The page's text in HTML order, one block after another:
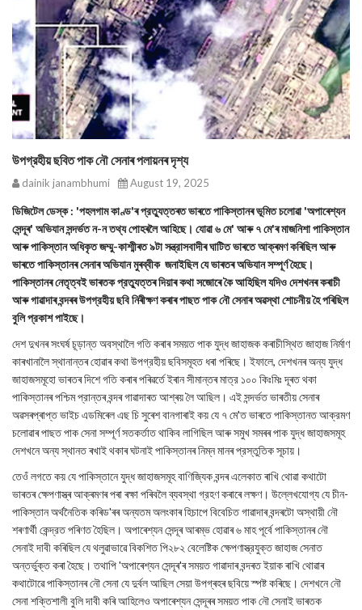
উপগ্রহীয় ছবিত পাক নৌ সেনাৰ পলায়নৰ দৃশ্য
dainik janambhumi August 19, 2025
ডিজিটেল ডেস্ক : 'পহলগাম কাণ্ড'ৰ প্রত্যুত্তৰত ভাৰতে পাকিস্তানৰ ভূমিত চলোৱা 'অপাৰেশ্যন
সেন্দূৰ' অভিযান সন্দর্ভত ন-ন তথ্য পোহৰলৈ আহিছে। যোৱা ৬ মে' আৰু ৭ মে'ৰ মাজনিশা পাকিস্তান
আৰু পাকিস্তান অধিকৃত জম্মু-কাশ্মীৰত ৯টা সন্ত্রাসবাদীৰ ঘাটিত ভাৰতে আক্ৰমণ কৰিছিল আৰু
ভাৰতে পাকিস্তানৰ সেনাৰ অভিযান মুৰব্বীক জনাইছিল যে ভাৰতৰ অভিযান সম্পূর্ণ হৈছে।
পাকিস্তানৰ নেতৃত্বই ভাৰতক প্রত্যুত্তৰ দিয়াৰ কথা সজোৰে কৈ আহিছিল যদিও দেশখনৰ কৰাচী
আৰু গাৱাদাৰ বন্দৰৰ উপগ্রহীয় ছবি নিৰীক্ষণ কৰাৰ পাছত পাক নৌ সেনাৰ অৱস্থা শোচনীয় হৈ পৰিছিল
বুলি প্রকাশ পাইছে।
দেশ দুখনৰ সংঘর্ষ চূড়ান্ত অবস্থালৈ গতি কৰাৰ সময়ত পাক যুদ্ধ জাহাজক কৰাচীস্থিত জাহাজ নিৰ্মাণ
কাৰখানালৈ স্থানান্তৰ হোৱাৰ কথা উপগ্রহীয় ছবিসমূহত ধৰা পৰিছে। ইফালে, দেশখনৰ অন্য যুদ্ধ
জাহাজসমূহো ভাৰতৰ দিশে গতি কৰাৰ পৰিৱৰ্তে ইৰান সীমান্তৰ মাত্র ১০০ কিঃমিঃ দূৰত থকা
পাকিস্তানৰ পশ্চিম প্রান্তৰ বন্দৰ গাৱাদাৰত আশ্ৰয় লৈ আছিল। এই সন্দর্ভত ভাৰতীয় সেনাৰ
অৱসৰপ্ৰাপ্ত ভাইচ এডমিৰেল এছ চি সুৰেশ বানগাৰাই কয় যে ৭ মে'ত ভাৰতে পাকিস্তানত আক্রমণ
চলোৱাৰ পাছত পাক সেনা সম্পূর্ণ সতকর্তাত থাকিব লাগিছিল আৰু সমুখ সমৰৰ পাক যুদ্ধ জাহাজসমূহ
দেশখনে অন্য স্থানত ৰখাই থকাৰ ঘটনাই পাকিস্তানৰ নিম্ন মানৰ প্রস্তুতিক সূচায়।
তেওঁ লগতে কয় যে পাকিস্তানে যুদ্ধ জাহাজসমূহ বাণিজ্যিক বন্দৰ এলেকাত ৰাখি থোৱা কথাটো
ভাৰতৰ ক্ষেপণাস্ত্ৰ আক্ৰমণৰ পৰা ৰক্ষা পৰিবলৈ ব্যবস্থা গ্রহণ কৰাৰে লক্ষণ। উল্লেখযোগ্য যে চীন-
পাকিস্তান অর্থনৈতিক কৰিড'ৰৰ অন্যতম অলংকাৰ হিচাপে বিবেচিত গাৱাদাৰ বন্দৰটো অস্থায়ী নৌ
শৰণার্থী কেন্দ্রত পৰিণত হৈছিল। অপাৰেশ্যন সেন্দূৰ আৰম্ভ হোৱাৰ ৬ মাহ পূর্বে পাকিস্তানৰ নৌ
সেনাই দাবী কৰিছিল যে থলুৱাভাৱে বিকশিত পি২৮২ বেলেষ্টিক ক্ষেপণাস্ত্রযুক্ত জাহাজ সেনাত
অন্তৰ্ভুক্ত কৰা হৈছে। তথাপি 'অপাৰেশ্যন সেন্দূৰ'ৰ সময়ত গাৱাদাৰ বন্দৰত ইয়াক ৰাখি থোৱাৰ
কথাটোৱে পাকিস্তানৰ নৌ সেনা যে দুর্বল আছিল সেয়া উপগ্ৰহৰ ছবিয়ে স্পষ্ট কৰিছে। দেশখনে নৌ
সেনা শক্তিশালী বুলি দাবী কৰি আহিলেও অপাৰেশ্যন সেন্দূৰৰ সময়ত পাক নৌ সেনাই ভাৰতক